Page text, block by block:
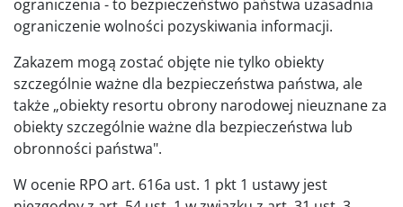
ograniczenia - to bezpieczeństwo państwa uzasadnia
ograniczenie wolności pozyskiwania informacji.
Zakazem mogą zostać objęte nie tylko obiekty
szczególnie ważne dla bezpieczeństwa państwa, ale
także „obiekty resortu obrony narodowej nieuznane za
obiekty szczególnie ważne dla bezpieczeństwa lub
obronności państwa".
W ocenie RPO art. 616a ust. 1 pkt 1 ustawy jest